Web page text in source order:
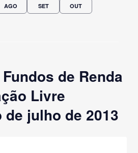
AGO SET OUT
de Renda
Livre
de julho de 2013